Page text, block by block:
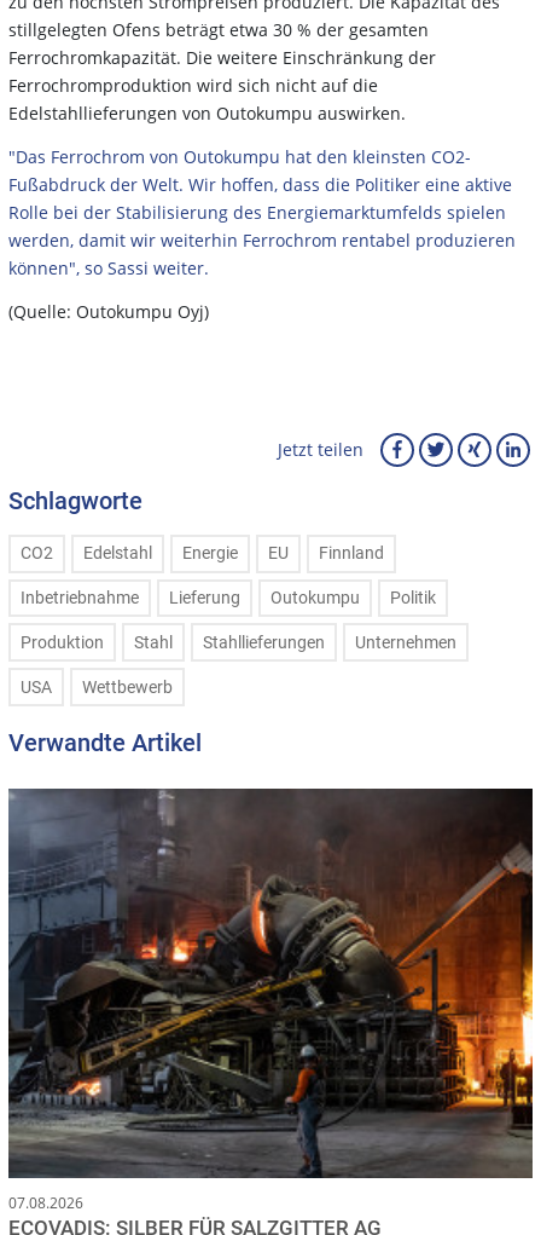
stillgelegten Ofens beträgt etwa 30 % der gesamten
Ferrochromkapazität. Die weitere Einschränkung der
Ferrochromproduktion wird sich nicht auf die
Edelstahllieferungen von Outokumpu auswirken.
"Das Ferrochrom von Outokumpu hat den kleinsten CO2-
Fußabdruck der Welt. Wir hoffen, dass die Politiker eine aktive
Rolle bei der Stabilisierung des Energiemarktumfelds spielen
werden, damit wir weiterhin Ferrochrom rentabel produzieren
können", so Sassi weiter.
(Quelle: Outokumpu Oyj)
Jetzt teilen
Schlagworte
CO2 Edelstahl Energie EU Finnland
Inbetriebnahme Lieferung Outokumpu Politik
Produktion Stahl Stahllieferungen Unternehmen
USA Wettbewerb
Verwandte Artikel
07.08.2026
ECOVADIS: SILBER FÜR SALZGITTER AG